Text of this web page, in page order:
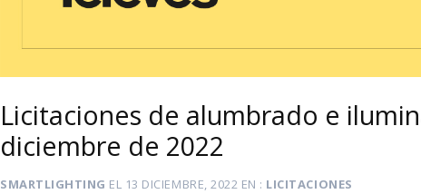
Licitaciones de alumbrado e
diciembre de 2022
SMARTLIGHTING EL 13 DICIEMBRE, 2022 EN LICITACIONES